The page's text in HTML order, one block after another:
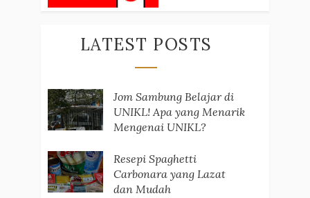
LATEST POSTS
Jom Sambung Belajar di
UNIKL! Apa yang Menarik
Mengenai UNIKL?
Resepi Spaghetti
Carbonara yang Lazat
dan Mudah